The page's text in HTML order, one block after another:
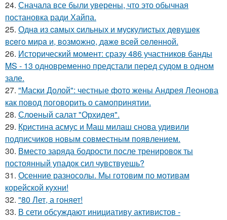
24. Сначала все были уверены, что это обычная
постановка ради Хайпа.
25. Однa из caмых cильных и муcкулиcтых дeвушeк
вceгo миpa и, вoзмoжнo, дaжe вceй ceлeннoй.
26. Исторический момент: сразу 486 участников банды
MS - 13 одновременно предстали перед судом в одном
зале.
27. "Маски Долой": честные фото жены Андрея Леонова
как повод поговорить о самопринятии.
28. Слоеный салат "Орхидея".
29. Кристина асмус и Маш милаш снова удивили
подписчиков новым совместным появлением.
30. Вместо заряда бодрости после тренировок ты
постоянный упадок сил чувствуешь?
31. Осенние разносолы. Мы готовим по мотивам
корейской кухни!
32. "80 Лет, а гоняет!
33. В сети обсуждают инициативу активистов -